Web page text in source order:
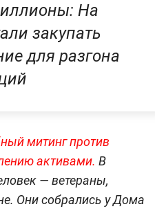
На
закупать
для разгона
митинг против
активами. В
— ветераны,
Они собрались у Дома